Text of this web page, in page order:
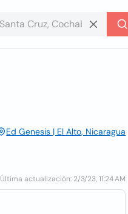
Ed Genesis | El Alto, Nicaragua
Última actualización: 2/3/23, 11:24 AM